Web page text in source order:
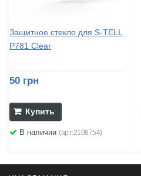
Защитное стекло для S-TELL
P781 Clear
50 грн
Купить
В наличии (арт:2108754)